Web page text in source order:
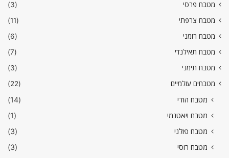
מטבח פרסי
(3)
מטבח צרפתי
(11)
מטבח רומני
(6)
מטבח תאילנדי
(7)
מטבח תימני
(3)
מטבחים עולמיים
(22)
מטבח הודי
(14)
מטבח ויאטנמי
(1)
מטבח פולני
(3)
מטבח רוסי
(3)